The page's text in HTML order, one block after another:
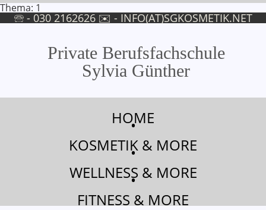
Thema: 1
🕾 - 030 2162626 ✉ - INFO(AT)SGKOSMETIK.NET
Private Berufsfachschule
Sylvia Günther
HOME
•
KOSMETIK & MORE
•
WELLNESS & MORE
•
FITNESS & MORE